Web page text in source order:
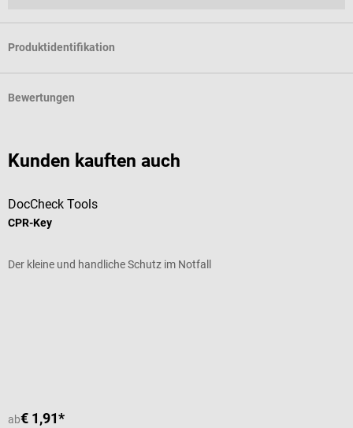
Produktidentifikation
Bewertungen
Kunden kauften auch
DocCheck Tools
CPR-Key
Der kleine und handliche Schutz im Notfall
ab€ 1,91*